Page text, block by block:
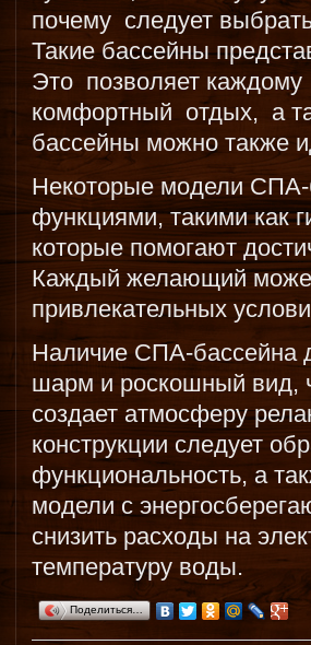
почему следует
Такие бассейны
Это позволяет
комфортный отдых, а
бассейны можно также
Некоторые модели
функциями, такими как
которые помогают
Каждый желающий
привлекательных
Наличие СПА-бассейна
шарм и роскошный вид,
создает атмосферу
конструкции следует
функциональность, а
модели с
снизить расходы на
температуру воды.
Поделиться…